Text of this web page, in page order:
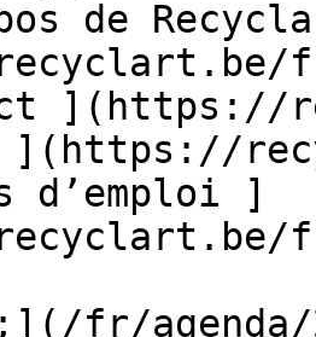
de
](https://
](https://
]